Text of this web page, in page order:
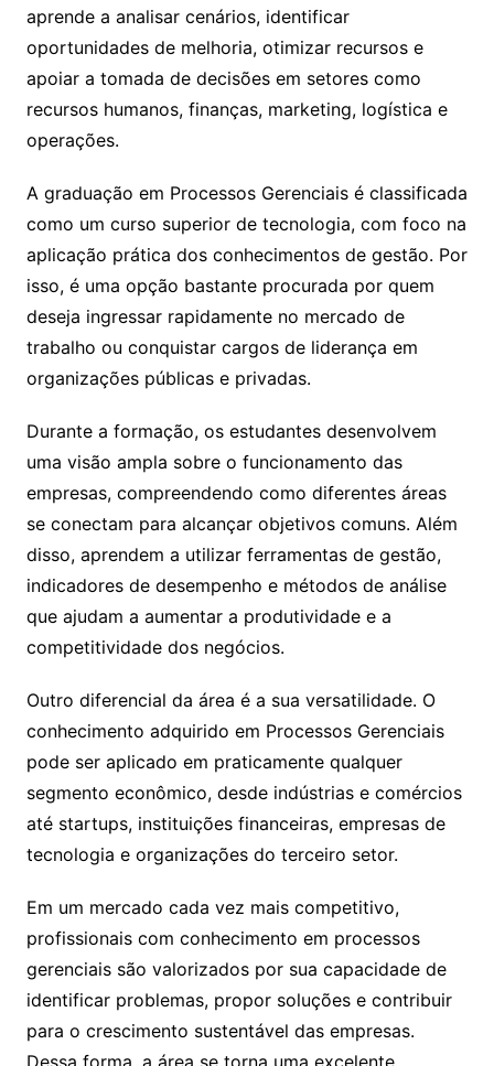
aprende a analisar cenários, identificar
oportunidades de melhoria, otimizar recursos e
apoiar a tomada de decisões em setores como
recursos humanos, finanças, marketing, logística e
operações.
A graduação em Processos Gerenciais é classificada
como um curso superior de tecnologia, com foco na
aplicação prática dos conhecimentos de gestão. Por
isso, é uma opção bastante procurada por quem
deseja ingressar rapidamente no mercado de
trabalho ou conquistar cargos de liderança em
organizações públicas e privadas.
Durante a formação, os estudantes desenvolvem
uma visão ampla sobre o funcionamento das
empresas, compreendendo como diferentes áreas
se conectam para alcançar objetivos comuns. Além
disso, aprendem a utilizar ferramentas de gestão,
indicadores de desempenho e métodos de análise
que ajudam a aumentar a produtividade e a
competitividade dos negócios.
Outro diferencial da área é a sua versatilidade. O
conhecimento adquirido em Processos Gerenciais
pode ser aplicado em praticamente qualquer
segmento econômico, desde indústrias e comércios
até startups, instituições financeiras, empresas de
tecnologia e organizações do terceiro setor.
Em um mercado cada vez mais competitivo,
profissionais com conhecimento em processos
gerenciais são valorizados por sua capacidade de
identificar problemas, propor soluções e contribuir
para o crescimento sustentável das empresas.